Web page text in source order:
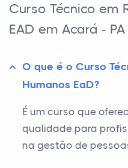
Curso Técnico em
EAD em Acará - PA
O que é o Curso
Humanos EaD?
É um curso que
qualidade para
na gestão de